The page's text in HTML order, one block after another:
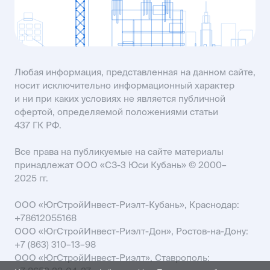
Любая информация, представленная на данном сайте,
носит исключительно информационный характер
и ни при каких условиях не является публичной
офертой, определяемой положениями статьи
437 ГК РФ.
Все права на публикуемые на сайте материалы
принадлежат ООО «СЗ-3 Юси Кубань» © 2000–
2025 гг.
ООО «ЮгСтройИнвест-Риэлт-Кубань», Краснодар:
+78612055168
ООО «ЮгСтройИнвест-Риэлт-Дон», Ростов-на-Дону:
+7 (863) 310–13–98
ООО «ЮгСтройИнвест-Риэлт», Ставрополь: